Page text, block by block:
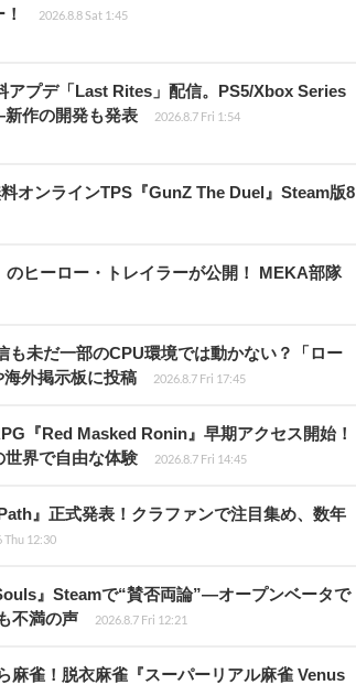
2026.8.8 Sat 1:45
アプデ「Last Rites」配信。PS5/Xbox Series
作の開発も発表
2026.8.7 Fri 1:54
オンラインTPS『GunZ The Duel』Steam版8
のヒーロー・トレイラーが公開！ MEKA部隊
も未だ一部のCPU環境では動かない？「ロー
外掲示板に投稿
2026.8.7 Fri 17:45
『Red Masked Ronin』早期アクセス開始！
界で自由な体験
2026.8.7 Fri 14:45
』正式発表！クラファンで注目集め、数年
Thu 12:30
』Steamで“賛否両論”―オープンベータで
不満の声
2026.8.7 Fri 12:21
麻雀！脱衣麻雀『スーパーリアル麻雀 Venus